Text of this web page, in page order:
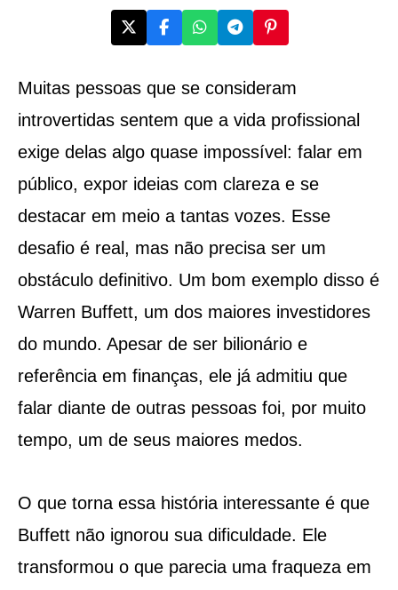
Muitas pessoas que se consideram
introvertidas sentem que a vida profissional
exige delas algo quase impossível: falar em
público, expor ideias com clareza e se
destacar em meio a tantas vozes. Esse
desafio é real, mas não precisa ser um
obstáculo definitivo. Um bom exemplo disso é
Warren Buffett, um dos maiores investidores
do mundo. Apesar de ser bilionário e
referência em finanças, ele já admitiu que
falar diante de outras pessoas foi, por muito
tempo, um de seus maiores medos.
O que torna essa história interessante é que
Buffett não ignorou sua dificuldade. Ele
transformou o que parecia uma fraqueza em